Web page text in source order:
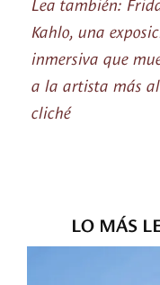
Kahlo, una
inmersiva que
a la artista más
cliché
LO MÁS